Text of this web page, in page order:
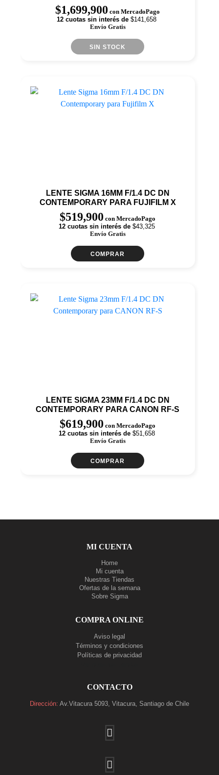
$1,699,900 con MercadoPago
12 cuotas sin interés de$141,658
Envío Gratis
SIN STOCK
LENTE SIGMA 16MM F/1.4 DC DN
CONTEMPORARY PARA FUJIFILM X
$519,900 con MercadoPago
12 cuotas sin interés de $43,325
Envío Gratis
COMPRAR
LENTE SIGMA 23MM F/1.4 DC DN
CONTEMPORARY PARA CANON RF-S
$619,900 con MercadoPago
12 cuotas sin interés de $51,658
Envío Gratis
COMPRAR
MI CUENTA
Home
Mi cuenta
Nuestras Tiendas
Ofertas de la semana
Sobre Sigma
COMPRA ONLINE
Aviso legal
Términos y condiciones
Políticas de privacidad
CONTACTO
Dirección: Av.Vitacura 5093, Vitacura, Santiago de Chile